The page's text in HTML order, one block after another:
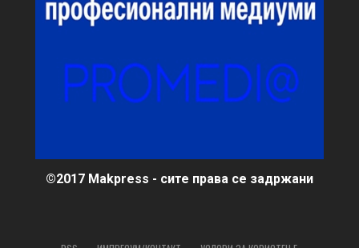
©2017 Makpress - сите права се задржани